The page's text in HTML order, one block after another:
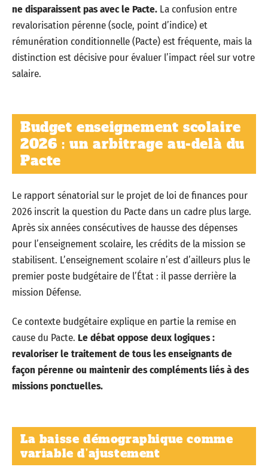
ne disparaissent pas avec le Pacte. La confusion entre
revalorisation pérenne (socle, point d’indice) et
rémunération conditionnelle (Pacte) est fréquente, mais la
distinction est décisive pour évaluer l’impact réel sur votre
salaire.
Budget enseignement scolaire
2026 : un arbitrage au-delà du
Pacte
Le rapport sénatorial sur le projet de loi de finances pour
2026 inscrit la question du Pacte dans un cadre plus large.
Après six années consécutives de hausse des dépenses
pour l’enseignement scolaire, les crédits de la mission se
stabilisent. L’enseignement scolaire n’est d’ailleurs plus le
premier poste budgétaire de l’État : il passe derrière la
mission Défense.
Ce contexte budgétaire explique en partie la remise en
cause du Pacte. Le débat oppose deux logiques :
revaloriser le traitement de tous les enseignants de
façon pérenne ou maintenir des compléments liés à des
missions ponctuelles.
La baisse démographique comme
variable d’ajustement